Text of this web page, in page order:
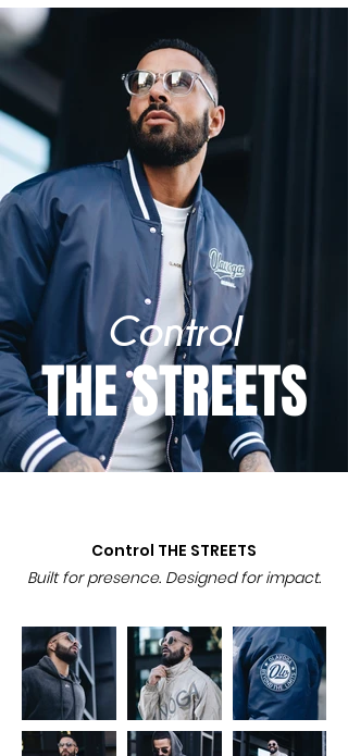
Control
THE STREETS
Control THE STREETS
Built for presence. Designed for impact.